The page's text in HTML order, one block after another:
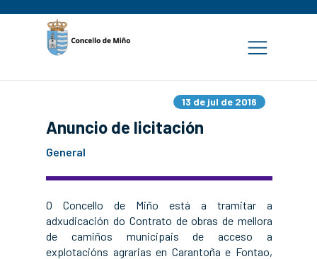
13 de jul de 2016
Anuncio de licitación
General
O Concello de Miño está a tramitar a
adxudicación do Contrato de obras de mellora
de camiños municipais de acceso a
explotacións agrarias en Carantoña e Fontao,